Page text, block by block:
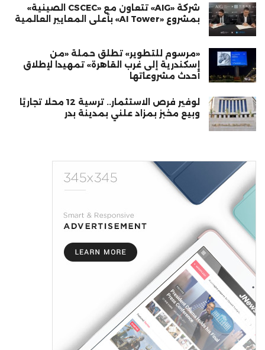
شركة «AIG» تتعاون مع «CSCEC الصينية»
بمشروع «AI Tower» بأعلى المعايير العالمية
«مرسوم للتطوير» تطلق حملة «من
إسكندرية إلى غرب القاهرة» تمهيدا لإطلاق
أحدث مشروعاتها
لوفير فرص الاستثمار.. ترسية 12 محلًا تجاريًا
وبيع مخبز بمزاد علني بمدينة بدر